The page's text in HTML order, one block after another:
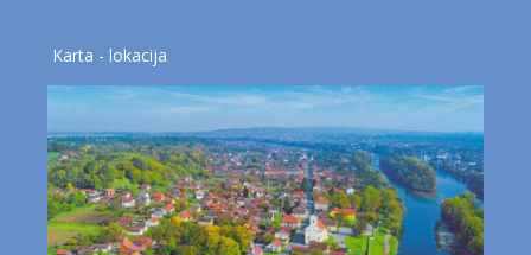
Karta - lokacija